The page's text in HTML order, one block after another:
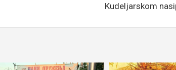
Kudeljarskom